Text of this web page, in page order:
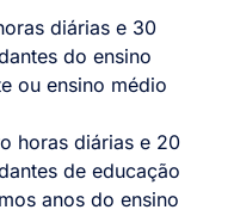
diárias e 30
do ensino
ou ensino médio
horas diárias e 20
de educação
anos do ensino